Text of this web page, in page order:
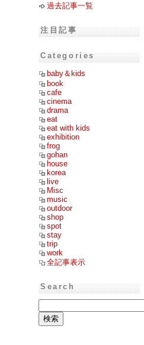
過去記事一覧
注目記事
Categories
baby＆kids
book
cafe
cinema
drama
eat
eat with kids
exhibition
frog
gohan
house
korea
live
Misc
music
outdoor
shop
spot
stay
trip
work
全記事表示
Search